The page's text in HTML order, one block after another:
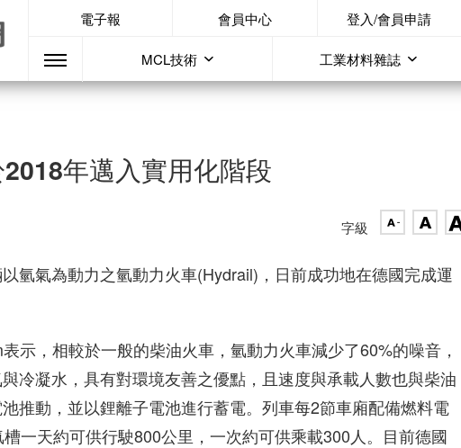
電子報 會員中心 登入/會員申請
MCL技術 工業材料雜誌
年邁入實用化階段
字級
氫氣為動力之氫動力火車(Hydrail)，日前成功地在德國完成運
示，相較於一般的柴油火車，氫動力火車減少了60%的噪音，
冷凝水，具有對環境友善之優點，且速度與承載人數也與柴油
推動，並以鋰離子電池進行蓄電。列車每2節車廂配備燃料電
一天約可供行駛800公里，一次約可供乘載300人。目前德國